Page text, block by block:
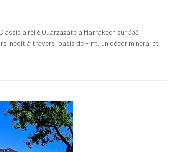
a relié Ouarzazate à Marrakech sur 333
inédit à travers l’oasis de Fint, un décor minéral et